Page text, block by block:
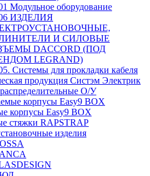
Модульное оборудование
ИЗДЕЛИЯ
И СИЛОВЫЕ
DACCORD (ПОД
LEGRAND)
Системы для прокладки кабеля
продукция Систэм Электрик
О/У
корпусы Easy9 BOX
корпусы Easy9 BOX
стяжки RAPSTRAP
изделия